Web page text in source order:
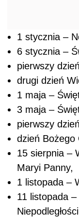
1 stycznia –
6 stycznia –
pierwszy
drugi dzień
1 maja –
3 maja –
pierwszy
dzień Bożego
15 sierpnia –
Maryi Panny,
1 listopada –
11 listopada